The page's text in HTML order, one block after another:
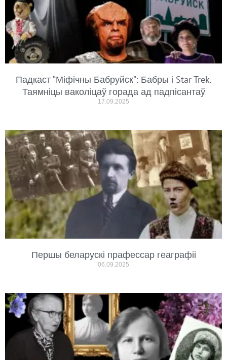
Падкаст “Міфічны Бабруйск”: Бабры і Star Trek.
Таямніцы ваколіцаў горада ад падпісантаў
17.09.2025
Першы беларускі прафессар геаграфіі
06.09.2025